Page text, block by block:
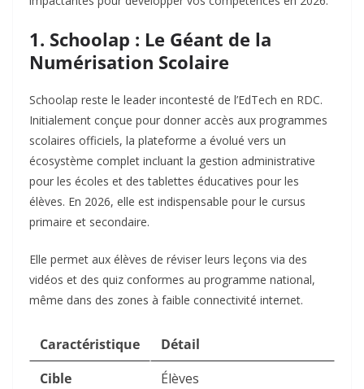
1. Schoolap : Le Géant de la
Numérisation Scolaire
Schoolap reste le leader incontesté de l’EdTech en RDC.
Initialement conçue pour donner accès aux programmes
scolaires officiels, la plateforme a évolué vers un
écosystème complet incluant la gestion administrative
pour les écoles et des tablettes éducatives pour les
élèves. En 2026, elle est indispensable pour le cursus
primaire et secondaire.
Elle permet aux élèves de réviser leurs leçons via des
vidéos et des quiz conformes au programme national,
même dans des zones à faible connectivité internet.
Caractéristique
Détail
Cible
Élèves